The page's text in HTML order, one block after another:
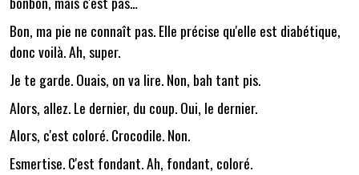
Bon, ma pie ne connaît pas. Elle précise qu'elle est diabétique,
donc voilà. Ah, super.
Je te garde. Ouais, on va lire. Non, bah tant pis.
Alors, allez. Le dernier, du coup. Oui, le dernier.
Alors, c'est coloré. Crocodile. Non.
Esmertise. C'est fondant. Ah, fondant, coloré.